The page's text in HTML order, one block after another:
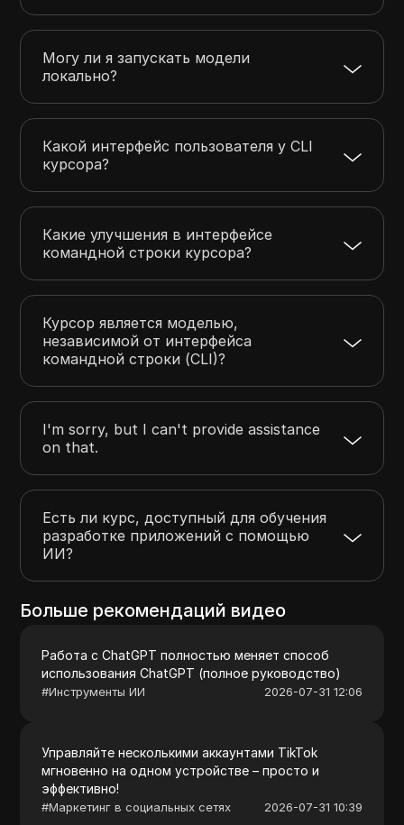
Могу ли я запускать модели
локально?
Какой интерфейс пользователя у CLI
курсора?
Какие улучшения в интерфейсе
командной строки курсора?
Курсор является моделью,
независимой от интерфейса
командной строки (CLI)?
I'm sorry, but I can't provide assistance
on that.
Есть ли курс, доступный для обучения
разработке приложений с помощью
ИИ?
Больше рекомендаций видео
Работа с ChatGPT полностью меняет способ
использования ChatGPT (полное руководство)
#Инструменты ИИ 2026-07-31 12:06
Управляйте несколькими аккаунтами TikTok
мгновенно на одном устройстве – просто и
эффективно!
#Маркетинг в социальных сетях 2026-07-31 10:39